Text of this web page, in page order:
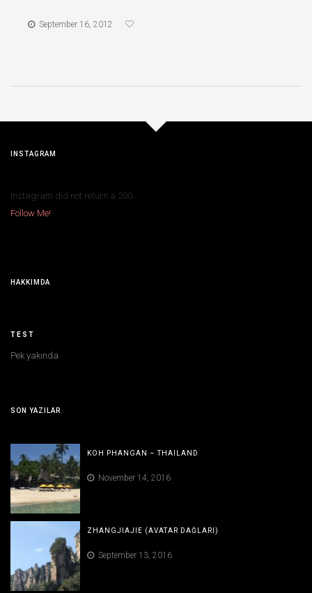
September 16, 2012
INSTAGRAM
Instagram did not return a 200.
Follow Me!
HAKKIMDA
TEST
Pek yakında
SON YAZILAR
KOH PHANGAN – THAILAND
November 14, 2016
ZHANGJIAJIE (AVATAR DAĞLARI)
September 13, 2016